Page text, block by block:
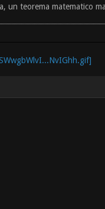
un teorema matematico